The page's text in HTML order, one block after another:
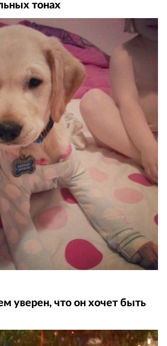
тонах
уверен, что он хочет быть